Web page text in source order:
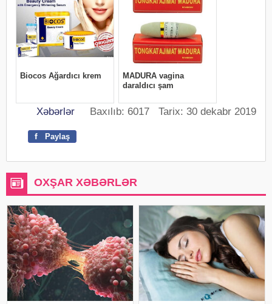
Xəbərlər Baxılıb: 6017 Tarix: 30 dekabr 2019
f Paylaş
OXŞAR XƏBƏRLƏR